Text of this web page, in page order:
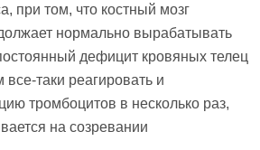
при том, что костный мозг
нормально вырабатывать
дефицит кровяных телец
все-таки реагировать и
тромбоцитов в несколько раз,
на созревании